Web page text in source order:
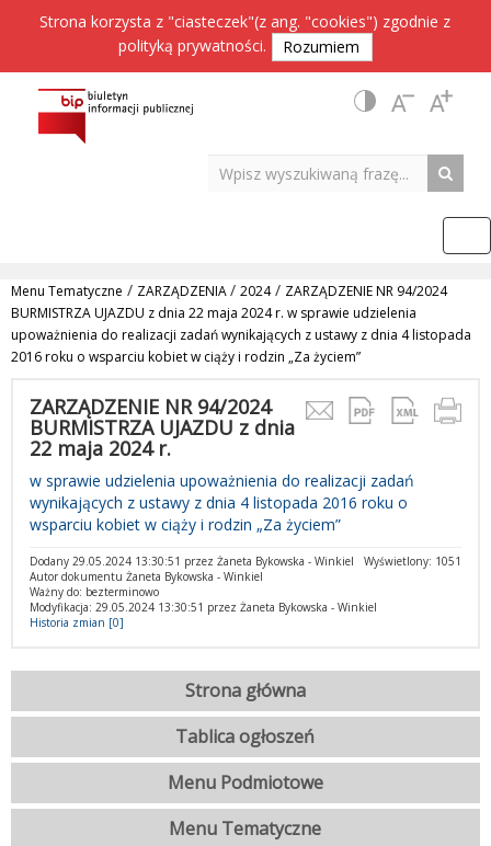
Strona korzysta z "ciasteczek"(z ang. "cookies") zgodnie z
polityką prywatności. Rozumiem
Menu Tematyczne / ZARZĄDZENIA/ 2024/ ZARZĄDZENIE NR 94/2024
BURMISTRZA UJAZDU z dnia 22 maja 2024 r. w sprawie udzielenia
upoważnienia do realizacji zadań wynikających z ustawy z dnia 4 listopada
2016 roku o wsparciu kobiet w ciąży i rodzin „Za życiem”
ZARZĄDZENIE NR 94/2024
BURMISTRZA UJAZDU z dnia
22 maja 2024 r.
w sprawie udzielenia upoważnienia do realizacji zadań
wynikających z ustawy z dnia 4 listopada 2016 roku o
wsparciu kobiet w ciąży i rodzin „Za życiem”
Wyświetlony: 1051
Dodany 29.05.2024 13:30:51 przez Żaneta Bykowska - Winkiel
Autor dokumentu Żaneta Bykowska - Winkiel
Ważny do: bezterminowo
Modyfikacja: 29.05.2024 13:30:51 przez Żaneta Bykowska - Winkiel
Historia zmian [0]
Strona główna
Tablica ogłoszeń
Menu Podmiotowe
Menu Tematyczne